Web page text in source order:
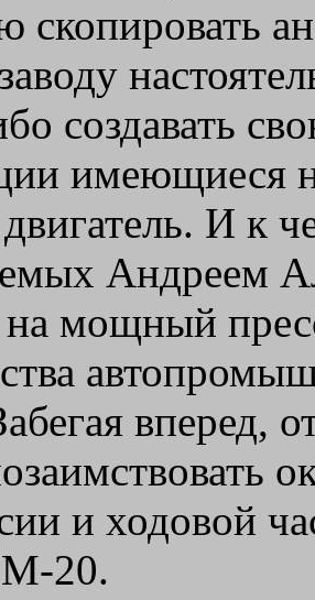
скопировать
создавать
имеющиеся
И к
Андреем
мощный
вперед,
и ходовой
20.